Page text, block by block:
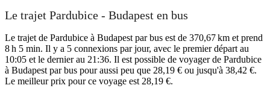
Le trajet Pardubice - Budapest en bus
Le trajet de Pardubice à Budapest par bus est de 370,67 km et prend
8 h 5 min. Il y a 5 connexions par jour, avec le premier départ au
10:05 et le dernier au 21:36. Il est possible de voyager de Pardubice
à Budapest par bus pour aussi peu que 28,19 € ou jusqu'à 38,42 €.
Le meilleur prix pour ce voyage est 28,19 €.